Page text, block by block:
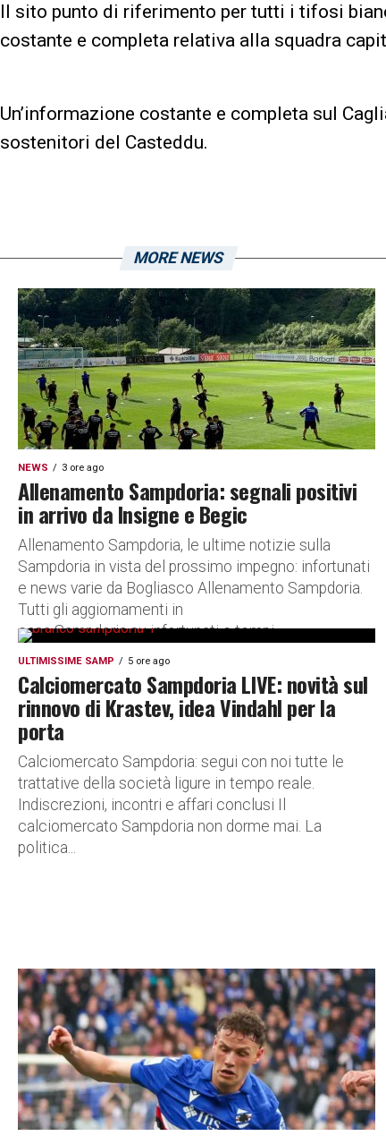
Il sito punto di riferimento per tutti i tifosi
costante e completa relativa alla squadra
Un’informazione costante e completa sul
sostenitori del Casteddu.
MORE NEWS
NEWS 3 ore ago
Allenamento Sampdoria: segnali positivi
in arrivo da Insigne e Begic
Allenamento Sampdoria, le ultime notizie sulla
Sampdoria in vista del prossimo impegno: infortunati
e news varie da Bogliasco Allenamento Sampdoria.
Tutti gli aggiornamenti in
casa Sampdoria su infortunati e tempi...
ULTIMISSIME SAMP 5 ore ago
Calciomercato Sampdoria LIVE: novità sul
rinnovo di Krastev, idea Vindahl per la
porta
Calciomercato Sampdoria: segui con noi tutte le
trattative della società ligure in tempo reale.
Indiscrezioni, incontri e affari conclusi Il
calciomercato Sampdoria non dorme mai. La
politica...